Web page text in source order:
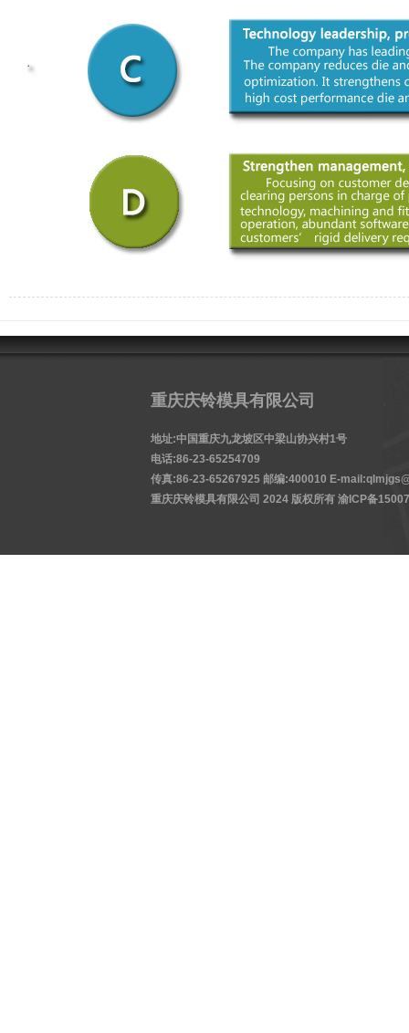
重庆庆铃模具有限公司
地址:中国重庆九龙坡区中梁山协兴村1号
电话:86-23-65254709
传真:86-23-65267925 邮编:400010 E-
重庆庆铃模具有限公司 2024 版权所有 渝ICP备